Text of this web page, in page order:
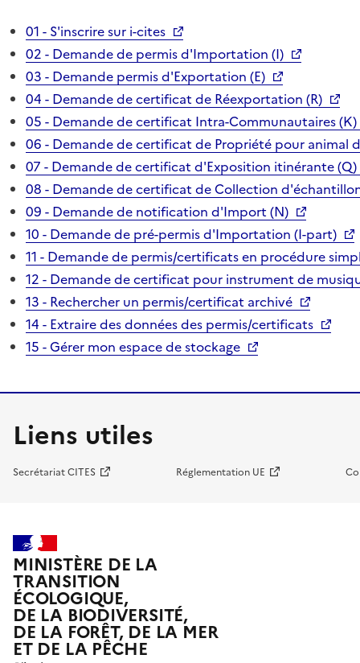
01 - S'inscrire sur i-cites
02 - Demande de permis d'Importation (I)
03 - Demande permis d'Exportation (E)
04 - Demande de certificat de Réexportation (R)
05 - Demande de certificat Intra-Communautaires (K)
06 - Demande de certificat de Propriété pour animal
07 - Demande de certificat d'Exposition itinérante (Q)
08 - Demande de certificat de Collection
09 - Demande de notification d'Import (N)
10 - Demande de pré-permis d'Importation (I-part)
11 - Demande de permis/certificats en procédure
12 - Demande de certificat pour instrument de
13 - Rechercher un permis/certificat archivé
14 - Extraire des données des permis/certificats
15 - Gérer mon espace de stockage
Liens utiles
Secrétariat CITES Réglementation UE
MINISTÈRE DE LA
TRANSITION
ÉCOLOGIQUE,
DE LA BIODIVERSITÉ,
DE LA FORÊT, DE LA MER
ET DE LA PÊCHE